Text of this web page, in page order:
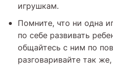
игрушкам.
Помните, что ни одна
по себе развивать
общайтесь с ним по
разговаривайте так